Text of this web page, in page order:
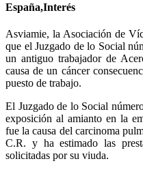
España,Interés
Asviamie, la Asociación de
que el Juzgado de lo Social
un antiguo trabajador de
causa de un cáncer
puesto de trabajo.
El Juzgado de lo Social
exposición al amianto en la
fue la causa del carcinoma
C.R. y ha estimado las
solicitadas por su viuda.